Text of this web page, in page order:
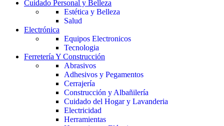
Cuidado Personal y Belleza
Estética y Belleza
Salud
Electrónica
Equipos Electronicos
Tecnologia
Ferretería Y Construcción
Abrasivos
Adhesivos y Pegamentos
Cerrajería
Construcción y Albañilería
Cuidado del Hogar y Lavanderia
Electricidad
Herramientas